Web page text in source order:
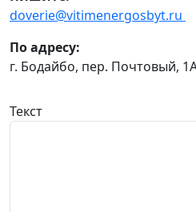
doverie@vitimenergosbyt.ru
По адресу:
г. Бодайбо, пер. Почтовый,
Текст